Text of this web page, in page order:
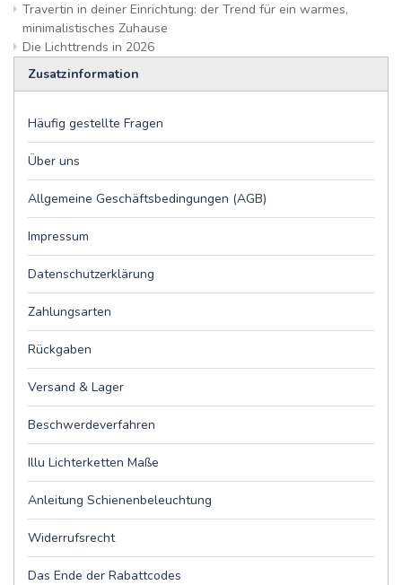
Travertin in deiner Einrichtung: der Trend für ein warmes,
minimalistisches Zuhause
Die Lichttrends in 2026
Zusatzinformation
Häufig gestellte Fragen
Über uns
Allgemeine Geschäftsbedingungen (AGB)
Impressum
Datenschutzerklärung
Zahlungsarten
Rückgaben
Versand & Lager
Beschwerdeverfahren
Illu Lichterketten Maße
Anleitung Schienenbeleuchtung
Widerrufsrecht
Das Ende der Rabattcodes